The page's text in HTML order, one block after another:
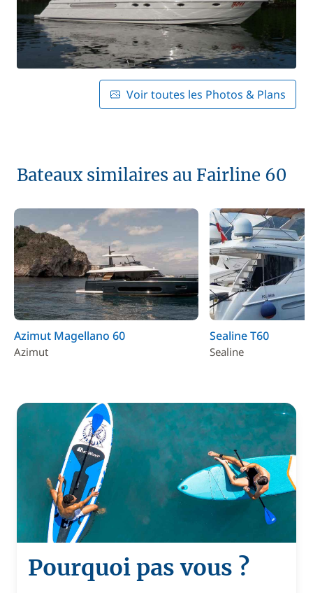
Voir toutes les Photos & Plans
Bateaux similaires au Fairline 60
Azimut Magellano 60
Azimut
Sealine T60
Sealine
Pourquoi pas vous ?